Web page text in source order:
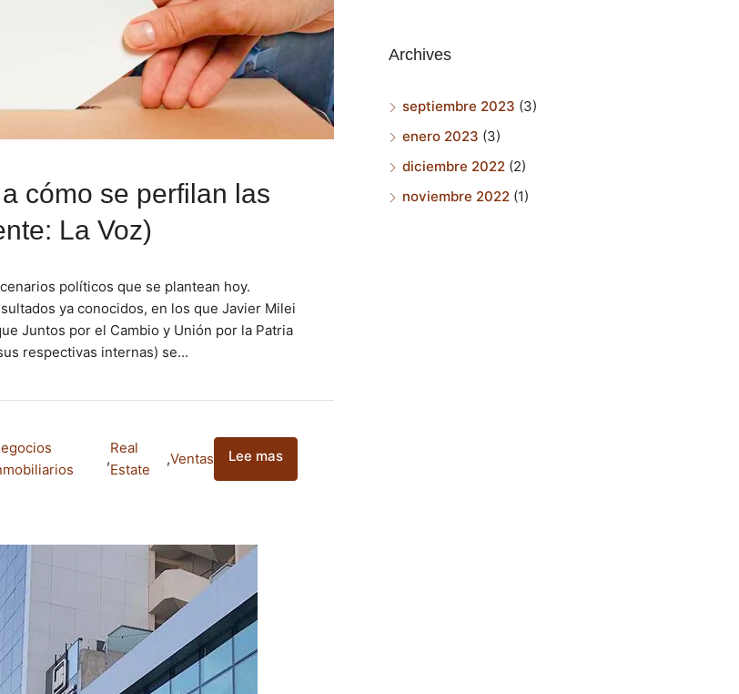
cómo se perfilan las
La Voz)
políticos que se plantean hoy.
ya conocidos, en los que Javier Milei
Juntos por el Cambio y Unión por la Patria
respectivas internas) se...
,
Real
Estate
,Ventas Lee mas
Archives
septiembre 2023 (3)
enero 2023 (3)
diciembre 2022 (2)
noviembre 2022 (1)